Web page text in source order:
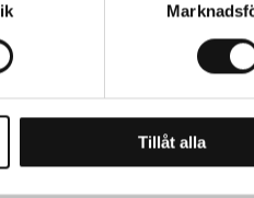
Tillåt alla